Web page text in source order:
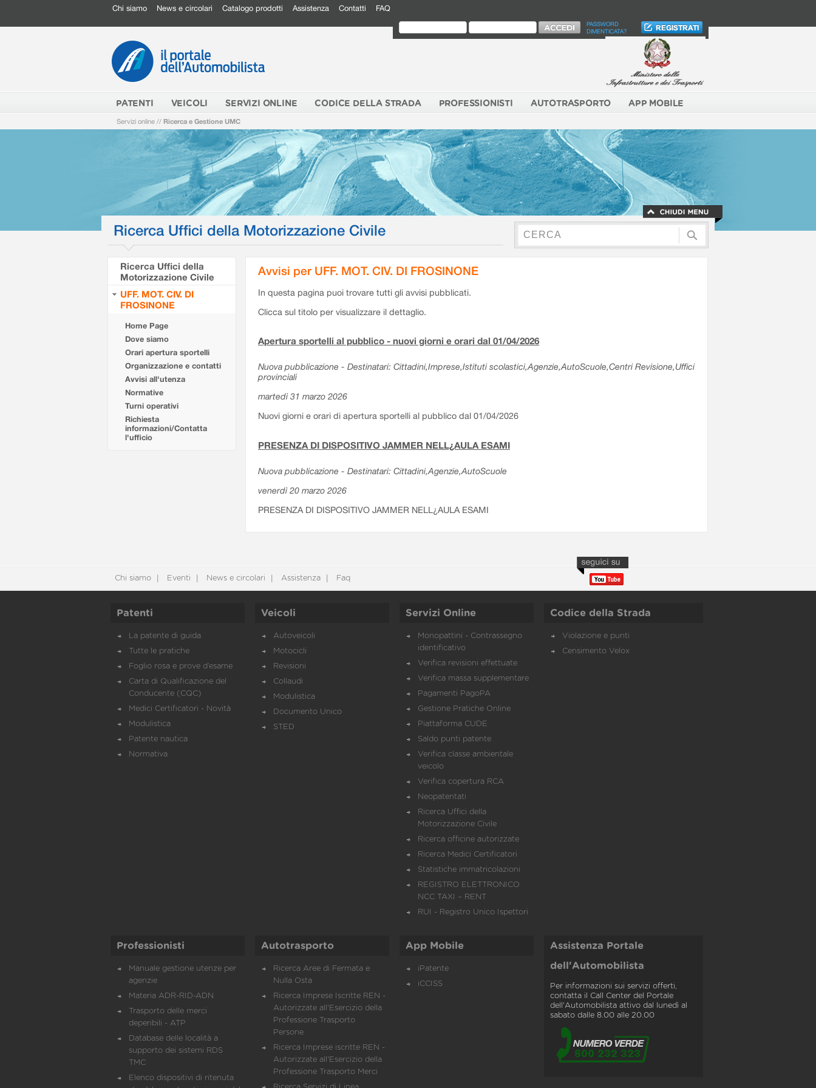
Chi siamo News e circolari Catalogo prodotti Assistenza Contatti FAQ
PASSWORD
DIMENTICATA?
PATENTI VEICOLI SERVIZI ONLINE CODICE DELLA STRADA PROFESSIONISTI AUTOTRASPORTO APP MOBILE
Servizi online // Ricerca e Gestione UMC
Ricerca Uffici della Motorizzazione Civile
Ricerca Uffici della
Motorizzazione Civile
UFF. MOT. CIV. DI
FROSINONE
Home Page
Dove siamo
Orari apertura sportelli
Organizzazione e contatti
Avvisi all'utenza
Normative
Turni operativi
Richiesta
informazioni/Contatta
l'ufficio
Avvisi per UFF. MOT. CIV. DI FROSINONE
In questa pagina puoi trovare tutti gli avvisi pubblicati.
Clicca sul titolo per visualizzare il dettaglio.
Apertura sportelli al pubblico - nuovi giorni e orari dal 01/04/2026
Nuova pubblicazione - Destinatari: Cittadini,Imprese,Istituti scolastici,Agenzie,AutoScuole,Centri Revisione,Uffici
provinciali
martedì 31 marzo 2026
Nuovi giorni e orari di apertura sportelli al pubblico dal 01/04/2026
PRESENZA DI DISPOSITIVO JAMMER NELL¿AULA ESAMI
Nuova pubblicazione - Destinatari: Cittadini,Agenzie,AutoScuole
venerdì 20 marzo 2026
PRESENZA DI DISPOSITIVO JAMMER NELL¿AULA ESAMI
Chi siamo Eventi News e circolari Assistenza Faq
Patenti
La patente di guida
Tutte le pratiche
Foglio rosa e prove d’esame
Carta di Qualificazione del
Conducente (CQC)
Medici Certificatori - Novità
Modulistica
Patente nautica
Normativa
Veicoli
Autoveicoli
Motocicli
Revisioni
Collaudi
Modulistica
Documento Unico
STED
Servizi Online
Monopattini - Contrassegno
identificativo
Verifica revisioni effettuate
Verifica massa supplementare
Pagamenti PagoPA
Gestione Pratiche Online
Piattaforma CUDE
Saldo punti patente
Verifica classe ambientale
veicolo
Verifica copertura RCA
Neopatentati
Ricerca Uffici della
Motorizzazione Civile
Ricerca officine autorizzate
Ricerca Medici Certificatori
Statistiche immatricolazioni
REGISTRO ELETTRONICO
NCC TAXI – RENT
RUI - Registro Unico Ispettori
Codice della Strada
Violazione e punti
Censimento Velox
Professionisti
Manuale gestione utenze per
agenzie
Materia ADR-RID-ADN
Trasporto delle merci
deperibili - ATP
Database delle località a
supporto dei sistemi RDS
TMC
Elenco dispositivi di ritenuta
Autotrasporto
Ricerca Aree di Fermata e
Nulla Osta
Ricerca Imprese Iscritte REN -
Autorizzate all'Esercizio della
Professione Trasporto
Persone
Ricerca Imprese iscritte REN -
Autorizzate all'Esercizio della
Professione Trasporto Merci
App Mobile
iPatente
iCCISS
Assistenza Portale
dell'Automobilista
Per informazioni sui servizi offerti,
contatta il Call Center del Portale
dell'Automobilista attivo dal lunedì al
sabato dalle 8.00 alle 20.00